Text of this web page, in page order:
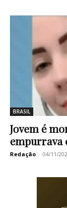
BRASIL
Jovem é
empurrava
Redação - 04/11/